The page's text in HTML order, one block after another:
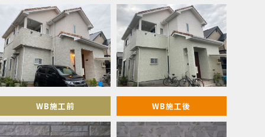
WB施工前 WB施工後